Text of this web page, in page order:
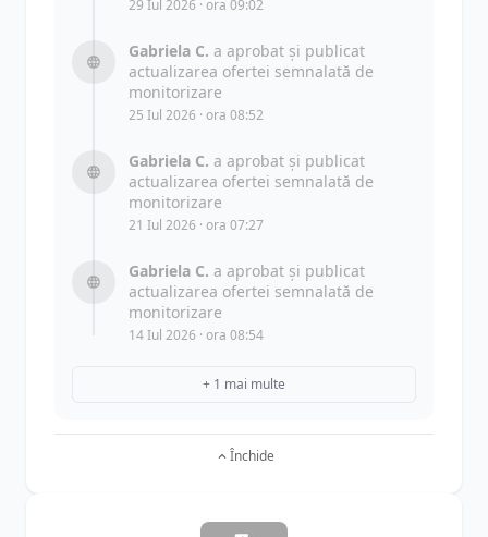
29 Iul 2026 · ora 09:02
Gabriela C. a aprobat și publicat
actualizarea ofertei semnalată de
monitorizare
25 Iul 2026 · ora 08:52
Gabriela C. a aprobat și publicat
actualizarea ofertei semnalată de
monitorizare
21 Iul 2026 · ora 07:27
Gabriela C. a aprobat și publicat
actualizarea ofertei semnalată de
monitorizare
14 Iul 2026 · ora 08:54
+ 1 mai multe
Închide